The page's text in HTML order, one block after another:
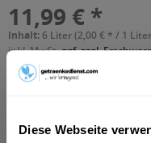
Diese Webseite
11,99 € *
Inhalt: 6 Liter (2,00 € * / 1
inkl. MwSt.ggf. zzgl.
Vorrätig